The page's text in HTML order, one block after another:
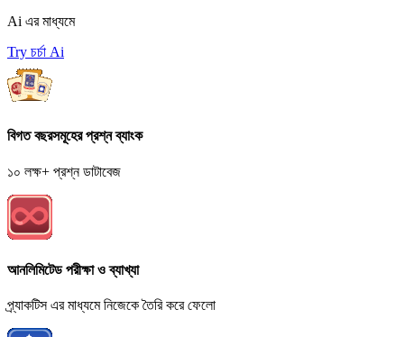
Ai এর মাধ্যমে
Try চর্চা Ai
বিগত বছরসমূহের প্রশ্ন ব্যাংক
১০ লক্ষ+ প্রশ্ন ডাটাবেজ
আনলিমিটেড পরীক্ষা ও ব্যাখ্যা
প্র্যাকটিস এর মাধ্যমে নিজেকে তৈরি করে ফেলো